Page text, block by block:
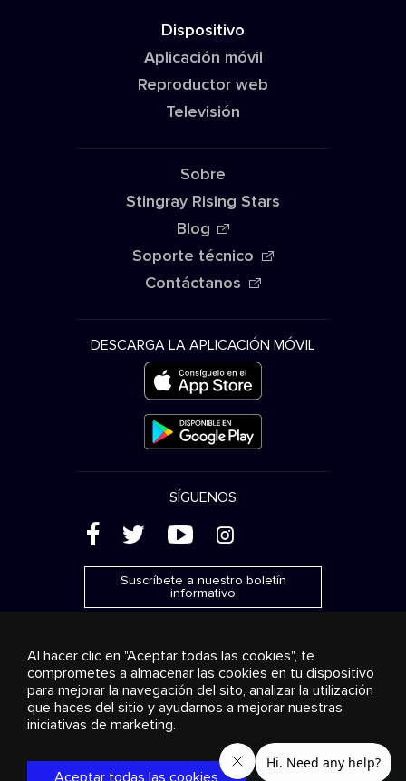
Dispositivo
Aplicación móvil
Reproductor web
Televisión
Sobre
Stingray Rising Stars
Blog
Soporte técnico
Contáctanos
DESCARGA LA APLICACIÓN MÓVIL
SÍGUENOS
( ' + &
Suscríbete a nuestro boletín
informativo
Publicidad Transmisión y distribución
Productos de
consumo
Soluciones empresariales Radio
Sobre
nosotros
© 2018-2025 Stingray Group Inc. Todos los derechos
reservados. STINGRAY®, STINGRAY® MUSIC y otras marcas y
Al hacer clic en "Aceptar todas las cookies", te
comprometes a almacenar las cookies en tu dispositivo
para mejorar la navegación del sito, analizar la utilización
que haces del sitio y ayudarnos a mejorar nuestras
iniciativas de marketing.
Aceptar todas las cookies